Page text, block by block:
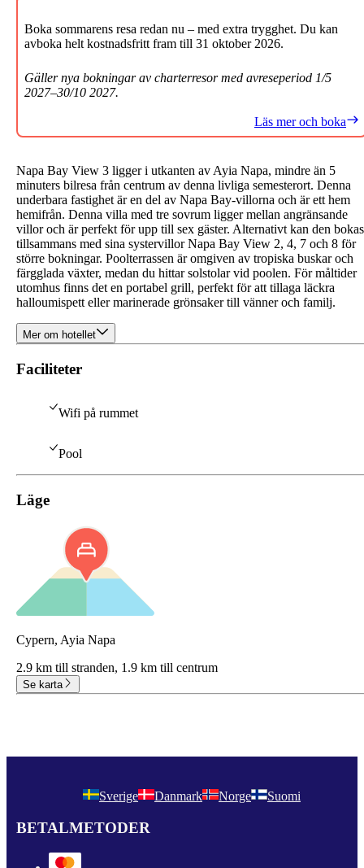
Napa Bay View 3 ligger i utkanten av Ayia Napa, mindre än 5
minuters bilresa från centrum av denna livliga semesterort. Denna
underbara fastighet är en del av Napa Bay-villorna och är ett hem
hemifrån. Denna villa med tre sovrum ligger mellan angränsande
villor och är perfekt för upp till sex gäster. Alternativt kan den bokas
tillsammans med sina systervillor Napa Bay View 2, 4, 7 och 8 för
större bokningar. Poolterrassen är omgiven av tropiska buskar och
färgglada växter, medan du hittar solstolar vid poolen. För måltider
utomhus finns det en portabel grill, perfekt för att tillaga läckra
halloumispett eller marinerade grönsaker till vänner och familj.
Mer om hotellet
Faciliteter
Wifi på rummet
Pool
Läge
Cypern, Ayia Napa
2.9 km till stranden, 1.9 km till centrum
Se karta
Boka sommarens resa redan nu – med extra trygghet. Du kan
avboka helt kostnadsfritt fram till 31 oktober 2026.
Gäller nya bokningar av charterresor med avreseperiod 1/5
2027–30/10 2027.
Läs mer och boka
Sverige Danmark Norge Suomi
BETALMETODER